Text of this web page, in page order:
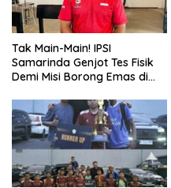
Tak Main-Main! IPSI
Samarinda Genjot Tes Fisik
Demi Misi Borong Emas di